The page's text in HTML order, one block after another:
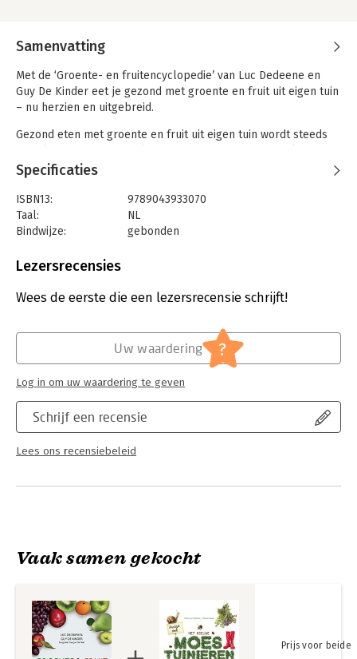
Samenvatting
Met de ‘Groente- en fruitencyclopedie’ van Luc Dedeene en
Guy De Kinder eet je gezond met groente en fruit uit eigen tuin
– nu herzien en uitgebreid.
Gezond eten met groente en fruit uit eigen tuin wordt steeds
compleet én handig standaardwerk, voor iedereen die wil
beginnen aan een eigen moestuin. Inclusief:
Toegankelijke handleidingen voor het kweken van bekende,
bijzondere én nieuwe groente- en fruitsoorten;
Heldere informatie voor het telen in de volle grond, in de
kas/serre of in potten, en op het balkon of dakterras;
Honderden kleurenfoto’s en tekeningen;
Handige losse teeltplanner achterin!
Specificaties
ISBN13:
9789043933070
Taal:
NL
Bindwijze:
gebonden
Uitgever:
Verschijningsdatum:
7-3-2024
Lezersrecensies
Wees de eerste die een lezersrecensie schrijft!
Schrijf een recensie
Lees ons recensiebeleid
Uw waardering ?
Log in om uw waardering te geven
Vaak samen gekocht
Prijs voor beide